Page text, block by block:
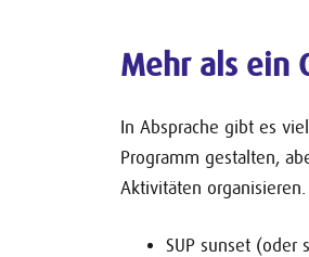
Mehr als ein
In Absprache gibt es
Programm gestalten,
Aktivitäten
SUP sunset (oder